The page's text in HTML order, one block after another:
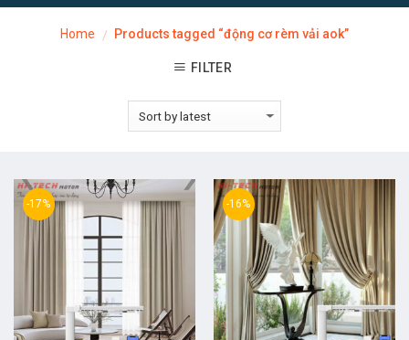
Home / Products tagged “động cơ rèm vải aok”
FILTER
-17% -16%